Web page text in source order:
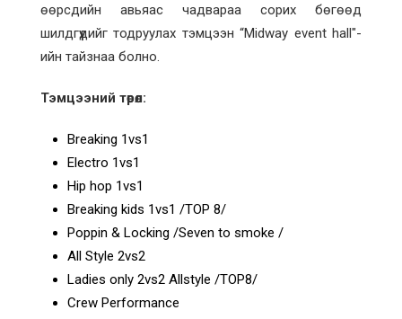
өөрсдийн авьяас чадвараа сорих бөгөөд
шилдгүүдийг тодруулах тэмцээн “Midway event hall"-
ийн тайзнаа болно.
Тэмцээний төрөл:
Breaking 1vs1
Electro 1vs1
Hip hop 1vs1
Breaking kids 1vs1 /TOP 8/
Poppin & Locking /Seven to smoke /
All Style 2vs2
Ladies only 2vs2 Allstyle /TOP8/
Crew Performance